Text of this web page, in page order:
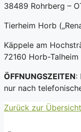
38489 Rohrberg –
Tierheim Horb
Käppele am
72160 Horb-Talheim
ÖFFNUNGSZEITEN:
nur nach
Zurück zur Übersicht